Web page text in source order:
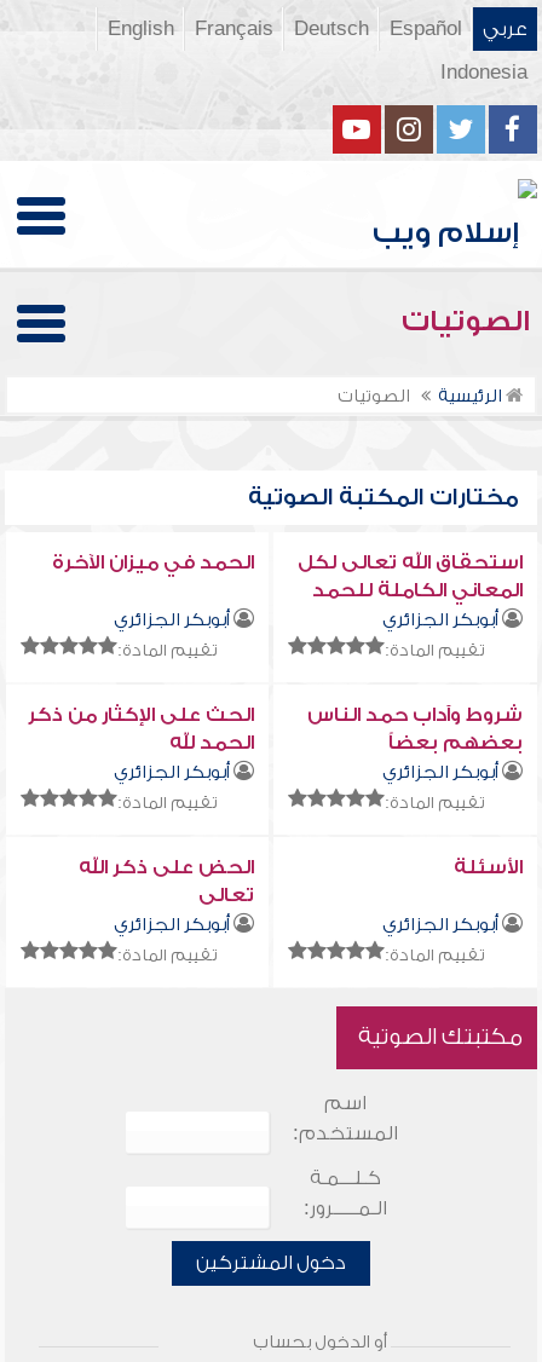
عربي Español
Deutsch
Français
English
Indonesia
الصوتيات
الرئيسية الصوتيات
مختارات المكتبة الصوتية
استحقاق الله تعالى لكل
المعاني الكاملة للحمد
أبوبكر الجزائري
تقييم المادة:
الحمد في ميزان الآخرة
أبوبكر الجزائري
تقييم المادة:
شروط وآداب حمد الناس
بعضهم بعضاً
أبوبكر الجزائري
تقييم المادة:
الحث على الإكثار من ذكر
الحمد لله
أبوبكر الجزائري
تقييم المادة:
الأسئلة
أبوبكر الجزائري
تقييم المادة:
الحض على ذكر الله
تعالى
أبوبكر الجزائري
تقييم المادة:
مكتبتك الصوتية
اسم
المستخدم:
كـلـــمـة
الـمـــــرور:
دخول المشتركين
أو الدخول بحساب